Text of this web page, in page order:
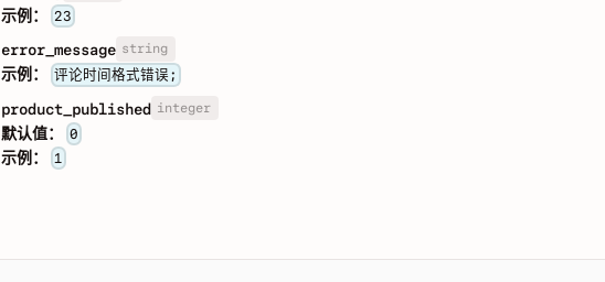
示例： 23
error_message string
示例： 评论时间格式错误;
product_published integer
默认值： 0
示例：
1